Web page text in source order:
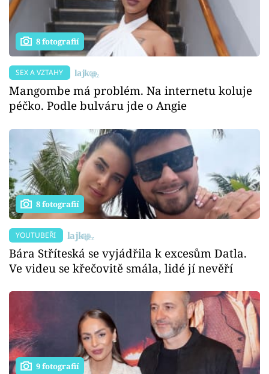
8 fotografií
SEX A VZTAHY
Mangombe má problém. Na internetu koluje
péčko. Podle bulváru jde o Angie
8 fotografií
YOUTUBEŘI
Bára Stříteská se vyjádřila k excesům Datla.
Ve videu se křečovitě smála, lidé jí nevěří
9 fotografií